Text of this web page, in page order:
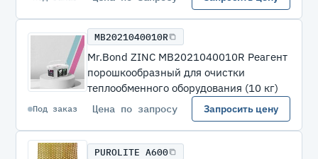
MB2021040010R
Mr.Bond ZINC MB2021040010R Реагент
порошкообразный для очистки
теплообменного оборудования (10 кг)
Под заказ Цена по запросу Запросить цену
PUROLITE A600